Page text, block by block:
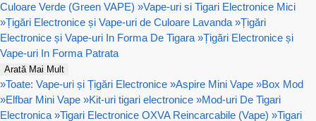
Culoare Verde (Green VAPE) »Vape-uri si Tigari Electronice Mici
»Țigări Electronice și Vape-uri de Culoare Lavanda »Țigări
Electronice și Vape-uri In Forma De Tigara »Țigări Electronice și
Vape-uri In Forma Patrata
Arată Mai Mult
»Toate: Vape-uri și Țigări Electronice »Aspire Mini Vape »Box Mod
»Elfbar Mini Vape »Kit-uri tigari electronice »Mod-uri De Tigari
Electronica »Tigari Electronice OXVA Reincarcabile (Vape) »Tigari